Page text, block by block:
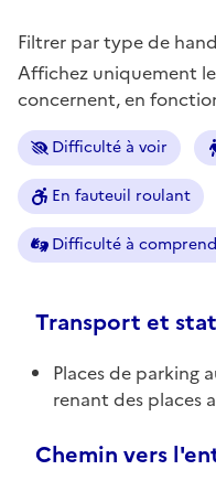
Filtrer par type de
Affichez uniquement
concernent, en
Difficulté à voir
En fauteuil roulant
Difficulté à
Transport et
Places de parking
renant des places
Chemin vers